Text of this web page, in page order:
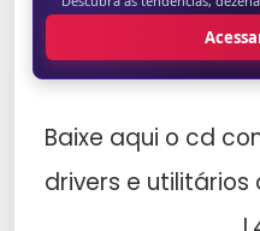
Baixe aqui o cd
drivers e utilitários